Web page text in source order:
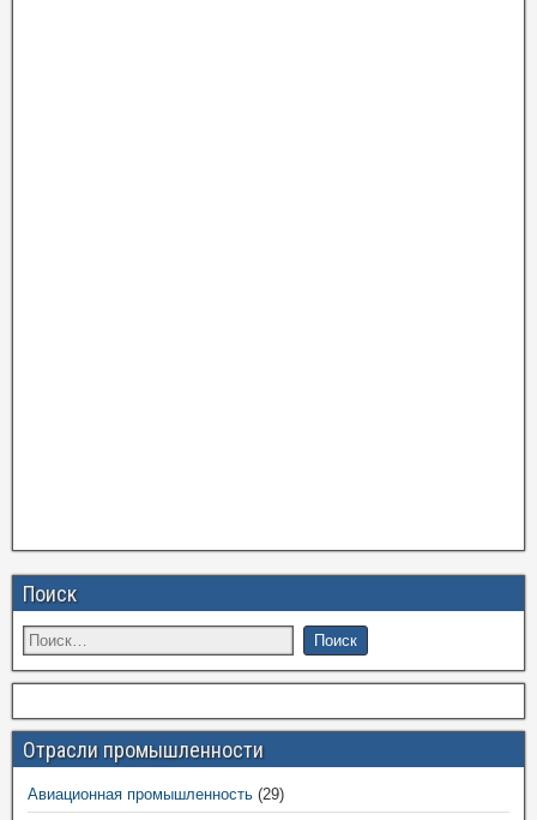
Поиск
Отрасли промышленности
Авиационная промышленность (29)